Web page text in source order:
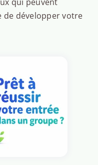
qui peuvent
de développer votre